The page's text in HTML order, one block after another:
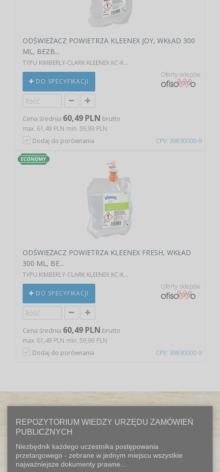
CPV: 39830000-9
ODŚWIEŻACZ POWIETRZA KLEENEX JOY, WKŁAD 300
ML, BEZB...
TYPU KIMBERLY-CLARK KLEENEX KC-K...
DO SPECYFIKACJI
Oferty sklepów
Cena średnia 60,49 PLN brutto
max. 61,49 PLN min. 59,99 PLN
Dodaj do porównania
CPV: 39830000-9
ODŚWIEŻACZ POWIETRZA KLEENEX FRESH, WKŁAD
300 ML, BE...
TYPU KIMBERLY-CLARK KLEENEX KC-K...
DO SPECYFIKACJI
Oferty sklepów
Cena średnia 60,49 PLN brutto
max. 61,49 PLN min. 59,99 PLN
Dodaj do porównania
REPOZYTORIUM WIEDZY URZĘDU ZAMÓWIEŃ
PUBLICZNYCH
Niezbędnik każdego uczestnika postępowania
przetargowego - zebrane w jednym miejscu wszystkie
najważniejsze dokumenty prawne...